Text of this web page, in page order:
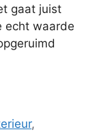
gaat juist
echt waarde
,